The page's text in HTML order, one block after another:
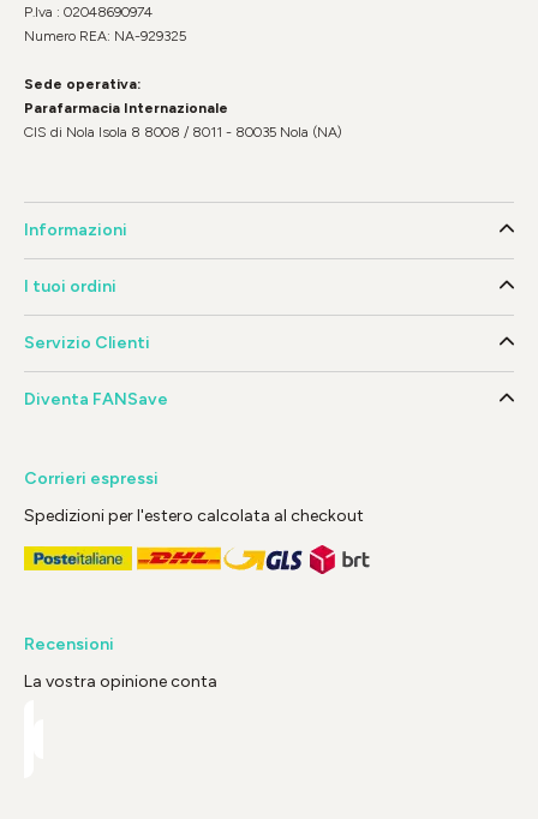
P.Iva : 02048690974
Numero REA: NA-929325
Sede operativa:
Parafarmacia Internazionale
CIS di Nola Isola 8 8008 / 8011 - 80035 Nola (NA)
Informazioni
I tuoi ordini
Servizio Clienti
Diventa FANSave
Corrieri espressi
Spedizioni per l'estero calcolata al checkout
Recensioni
La vostra opinione conta